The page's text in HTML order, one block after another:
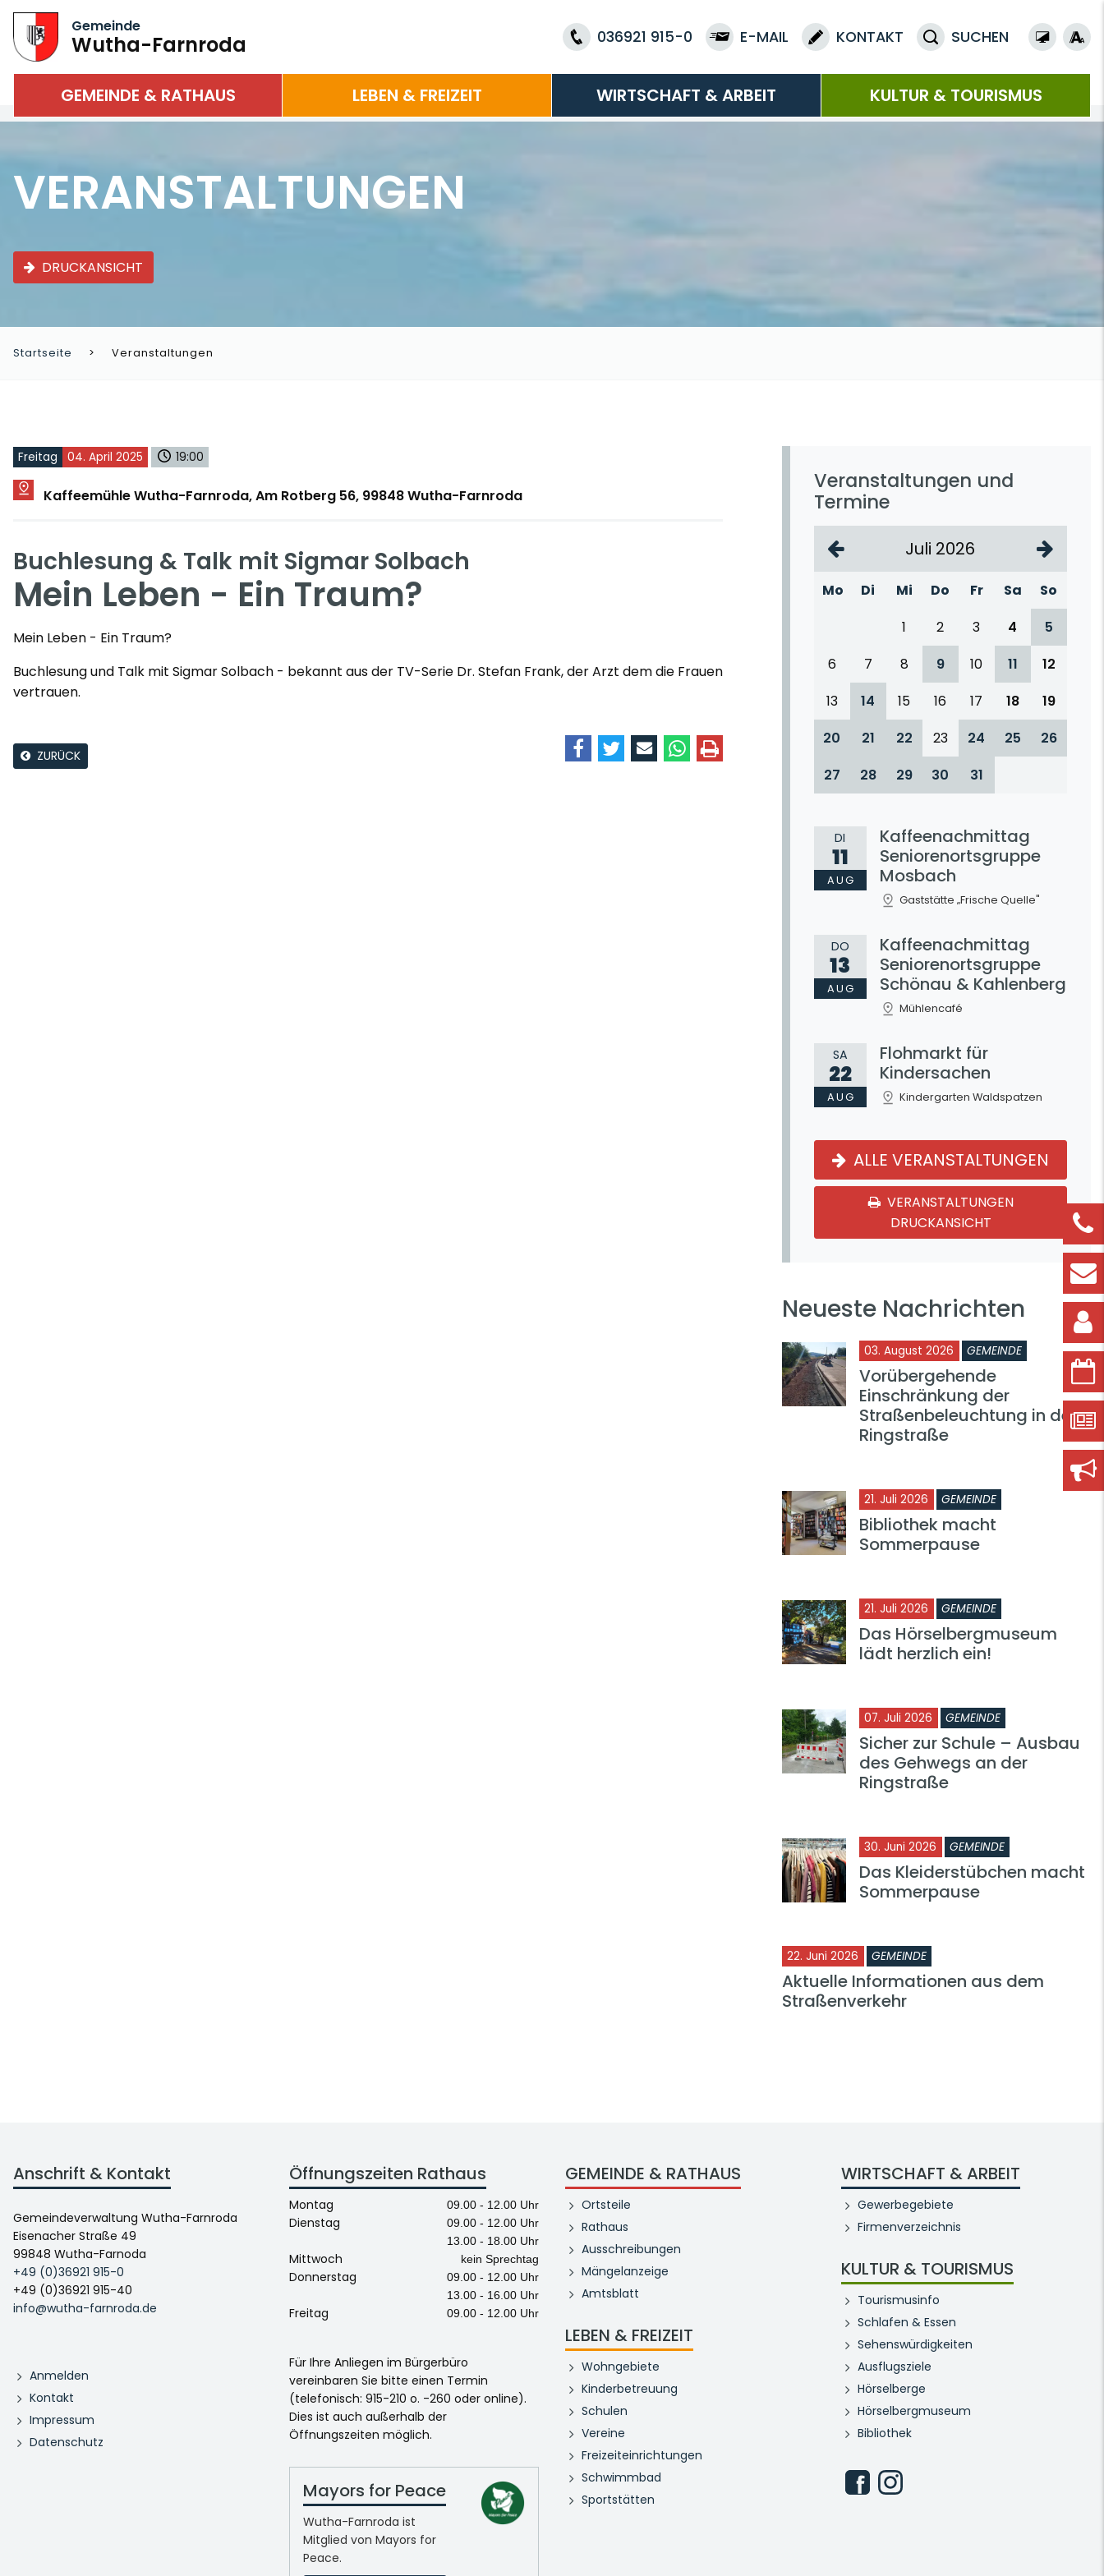
Gemeinde
Wutha-Farnroda 036921 915-0 E-MAIL KONTAKT SUCHEN
GEMEINDE & RATHAUS LEBEN & FREIZEIT WIRTSCHAFT & ARBEIT KULTUR & TOURISMUS
VERANSTALTUNGEN
DRUCKANSICHT
Startseite Veranstaltungen
Freitag 04. April 2025 19:00
Kaffeemühle Wutha-Farnroda, Am Rotberg 56, 99848 Wutha-Farnroda
Buchlesung & Talk mit Sigmar Solbach
Mein Leben - Ein Traum?
Mein Leben - Ein Traum?
Buchlesung und Talk mit Sigmar Solbach - bekannt aus der TV-Serie Dr. Stefan Frank, der Arzt dem die Frauen
vertrauen.
ZURÜCK
Veranstaltungen und
Termine
Juli 2026
Mo Di Mi Do Fr Sa
So
1
2 3 4
5
6
7 8 9 10 11
12
13
14 15 16 17 18
19
20
21 22 23 24 25
26
27
28 29 30 31
DI
11
AUG
Kaffeenachmittag
Seniorenortsgruppe
Mosbach
Gaststätte „Frische Quelle"
DO
13
AUG
Kaffeenachmittag
Seniorenortsgruppe
Schönau & Kahlenberg
Mühlencafé
SA
22
AUG
Flohmarkt für
Kindersachen
Kindergarten Waldspatzen
ALLE VERANSTALTUNGEN
VERANSTALTUNGEN
DRUCKANSICHT
Neueste Nachrichten
03. August 2026 GEMEINDE
Vorübergehende
Einschränkung der
Straßenbeleuchtung in der
Ringstraße
21. Juli 2026 GEMEINDE
Bibliothek macht
Sommerpause
21. Juli 2026 GEMEINDE
Das Hörselbergmuseum
lädt herzlich ein!
07. Juli 2026 GEMEINDE
Sicher zur Schule – Ausbau
des Gehwegs an der
Ringstraße
30. Juni 2026 GEMEINDE
Das Kleiderstübchen macht
Sommerpause
22. Juni 2026 GEMEINDE
Aktuelle Informationen aus dem
Straßenverkehr
Anschrift & Kontakt
Gemeindeverwaltung Wutha-Farnroda
Eisenacher Straße 49
99848 Wutha-Farnoda
+49 (0)36921 915-0
+49 (0)36921 915-40
info@wutha-farnroda.de
Anmelden
Kontakt
Impressum
Datenschutz
Öffnungszeiten Rathaus
Montag 09.00 - 12.00 Uhr
Dienstag
09.00 - 12.00 Uhr
13.00 - 18.00 Uhr
Mittwoch kein Sprechtag
Donnerstag
09.00 - 12.00 Uhr
13.00 - 16.00 Uhr
Freitag 09.00 - 12.00 Uhr
Für Ihre Anliegen im Bürgerbüro
vereinbaren Sie bitte einen Termin
(telefonisch: 915-210 o. -260 oder online).
Dies ist auch außerhalb der
Öffnungszeiten möglich.
Mayors for Peace
Wutha-Farnroda ist
Mitglied von Mayors for
Peace.
GEMEINDE & RATHAUS
Ortsteile
Rathaus
Ausschreibungen
Mängelanzeige
Amtsblatt
LEBEN & FREIZEIT
Wohngebiete
Kinderbetreuung
Schulen
Vereine
Freizeiteinrichtungen
Schwimmbad
Sportstätten
WIRTSCHAFT & ARBEIT
Gewerbegebiete
Firmenverzeichnis
KULTUR & TOURISMUS
Tourismusinfo
Schlafen & Essen
Sehenswürdigkeiten
Ausflugsziele
Hörselberge
Hörselbergmuseum
Bibliothek